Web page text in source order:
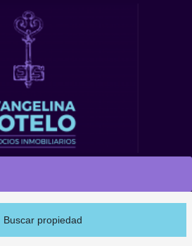
Buscar propiedad